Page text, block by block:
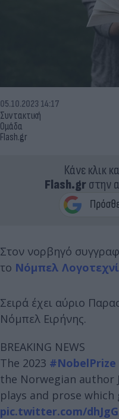
Συντακτική
Ομάδα
Flash.gr
05.10.2023 14:17
Κάνε κλικ
Flash.grστην
Στον νορβηγό
το Νόμπελ
Σειρά έχει αύριο
Νόμπελ Ειρήνης.
BREAKING NEWS
The 2023 #NobelPrize
the Norwegian author
plays and prose which
pic.twitter.com/